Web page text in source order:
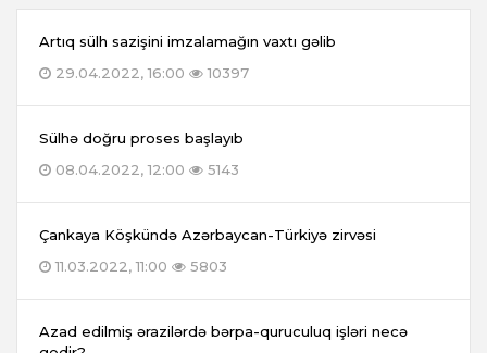
Artıq sülh sazişini imzalamağın vaxtı gəlib
29.04.2022, 16:00
10397
Sülhə doğru proses başlayıb
08.04.2022, 12:00
5143
Çankaya Köşkündə Azərbaycan-Türkiyə zirvəsi
11.03.2022, 11:00
5803
Azad edilmiş ərazilərdə bərpa-quruculuq işləri necə